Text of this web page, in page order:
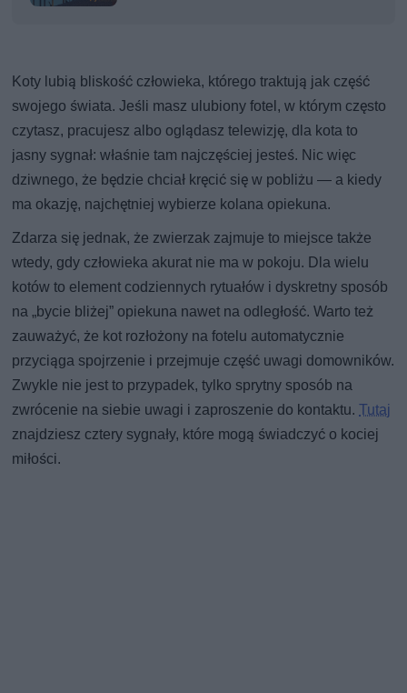
Koty lubią bliskość człowieka, którego traktują jak część
swojego świata. Jeśli masz ulubiony fotel, w którym często
czytasz, pracujesz albo oglądasz telewizję, dla kota to
jasny sygnał: właśnie tam najczęściej jesteś. Nic więc
dziwnego, że będzie chciał kręcić się w pobliżu — a kiedy
ma okazję, najchętniej wybierze kolana opiekuna.
Zdarza się jednak, że zwierzak zajmuje to miejsce także
wtedy, gdy człowieka akurat nie ma w pokoju. Dla wielu
kotów to element codziennych rytuałów i dyskretny sposób
na „bycie bliżej” opiekuna nawet na odległość. Warto też
zauważyć, że kot rozłożony na fotelu automatycznie
przyciąga spojrzenie i przejmuje część uwagi domowników.
Zwykle nie jest to przypadek, tylko sprytny sposób na
zwrócenie na siebie uwagi i zaproszenie do kontaktu.Tutaj
znajdziesz cztery sygnały, które mogą świadczyć o kociej
miłości.